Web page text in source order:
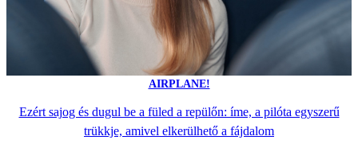
AIRPLANE!
Ezért sajog és dugul be a füled a repülőn: íme, a pilóta egyszerű
trükkje, amivel elkerülhető a fájdalom